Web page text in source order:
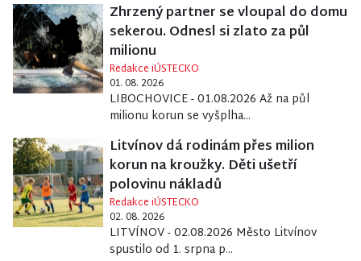
Zhrzený partner se vloupal do domu
sekerou. Odnesl si zlato za půl
milionu
Redakce iÚSTECKO
01. 08. 2026
LIBOCHOVICE - 01.08.2026 Až na půl
milionu korun se vyšplha...
Litvínov dá rodinám přes milion
korun na kroužky. Děti ušetří
polovinu nákladů
Redakce iÚSTECKO
02. 08. 2026
LITVÍNOV - 02.08.2026 Město Litvínov
spustilo od 1. srpna p...